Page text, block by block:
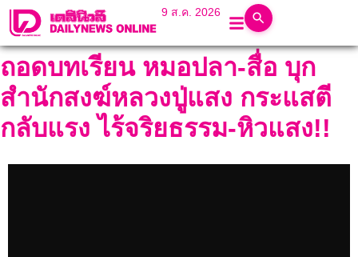
9 ส.ค. 2026
ถอดบทเรียน หมอปลา-สื่อ บุก
สำนักสงฆ์หลวงปู่แสง กระแสตี
กลับแรง ไร้จริยธรรม-หิวแสง!!